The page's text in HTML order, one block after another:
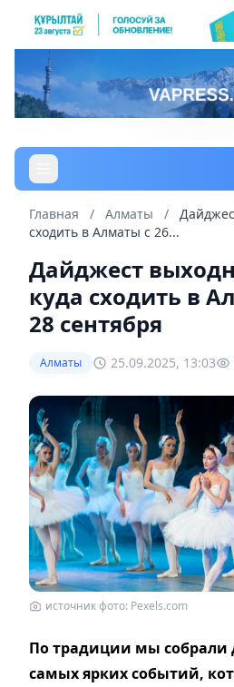
Главная / Алматы /
сходить в Алматы с 26...
Дайджест
куда сходить в
28 сентября
Алматы 25.09.2025, 13:03
источник фото: Pexels.com
По традиции мы собрали
самых ярких событий,